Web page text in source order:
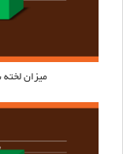
میزان